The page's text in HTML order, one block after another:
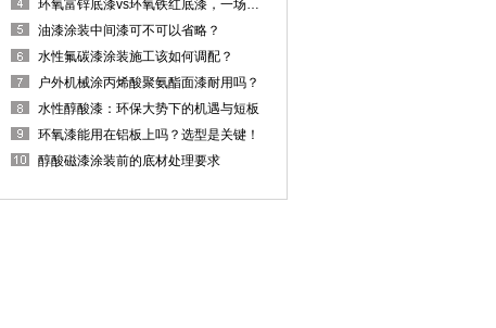
环氧富锌底漆vs环氧铁红底漆，一场防锈的对决
油漆涂装中间漆可不可以省略？
水性氟碳漆涂装施工该如何调配？
户外机械涂丙烯酸聚氨酯面漆耐用吗？
水性醇酸漆：环保大势下的机遇与短板
环氧漆能用在铝板上吗？选型是关键！
醇酸磁漆涂装前的底材处理要求